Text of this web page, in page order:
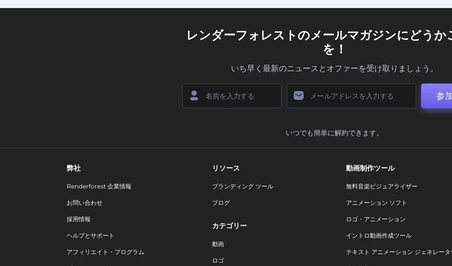
レンダーフォレストのメールマガジンにどうか
を！
いち早く最新のニュースとオファーを受け取りましょう。
参
いつでも簡単に解約できます。
弊社
Renderforest 企業情報
お問い合わせ
採用情報
ヘルプとサポート
アフィリエイト・プログラム
リソース
ブランディング ツール
ブログ
カテゴリー
動画
ロゴ
動画制作ツール
無料音楽ビジュアライザー
アニメーション ソフト
ロゴ・アニメーション
イントロ動画作成ツール
テキスト アニメーション ジェネレータ